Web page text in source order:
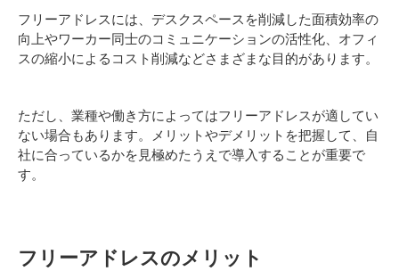
フリーアドレスには、デスクスペースを削減した面積効率の
向上やワーカー同士のコミュニケーションの活性化、オフィ
スの縮小によるコスト削減などさまざまな目的があります。
ただし、業種や働き方によってはフリーアドレスが適してい
ない場合もあります。メリットやデメリットを把握して、自
社に合っているかを見極めたうえで導入することが重要で
す。
フリーアドレスのメリット